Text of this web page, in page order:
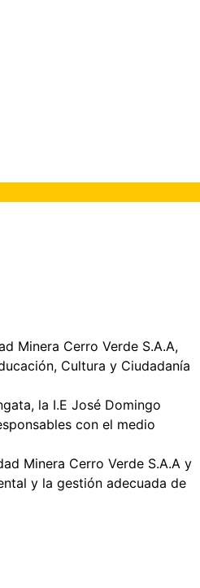
Minera Cerro Verde S.A.A,
Cultura y Ciudadanía
la I.E José Domingo
con el medio
Minera Cerro Verde S.A.A y
y la gestión adecuada de